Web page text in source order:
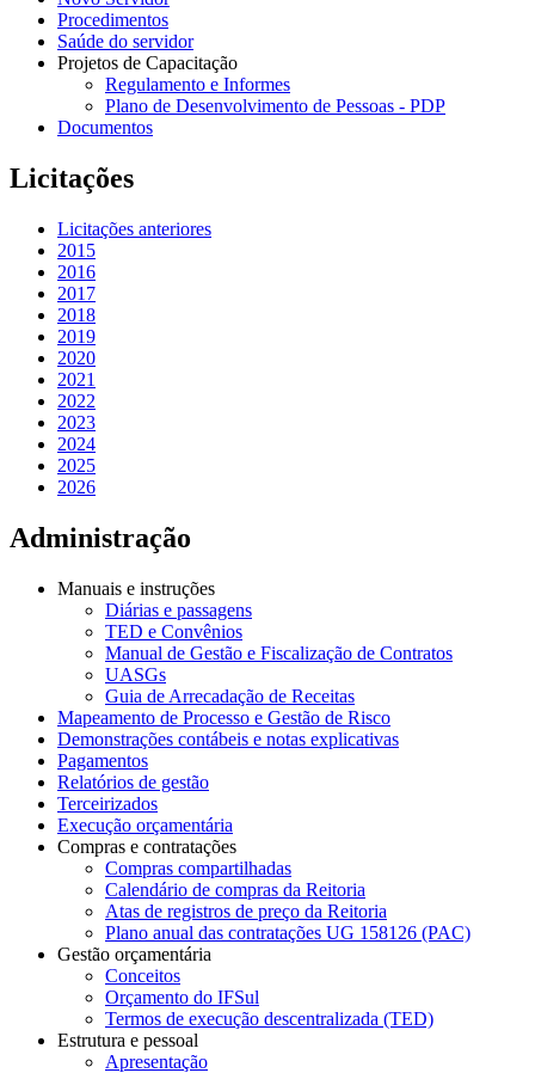
Procedimentos
Saúde do servidor
Projetos de Capacitação
Regulamento e Informes
Plano de Desenvolvimento de Pessoas - PDP
Documentos
Licitações
Licitações anteriores
2015
2016
2017
2018
2019
2020
2021
2022
2023
2024
2025
2026
Administração
Manuais e instruções
Diárias e passagens
TED e Convênios
Manual de Gestão e Fiscalização de Contratos
UASGs
Guia de Arrecadação de Receitas
Mapeamento de Processo e Gestão de Risco
Demonstrações contábeis e notas explicativas
Pagamentos
Relatórios de gestão
Terceirizados
Execução orçamentária
Compras e contratações
Compras compartilhadas
Calendário de compras da Reitoria
Atas de registros de preço da Reitoria
Plano anual das contratações UG 158126 (PAC)
Gestão orçamentária
Conceitos
Orçamento do IFSul
Termos de execução descentralizada (TED)
Estrutura e pessoal
Apresentação